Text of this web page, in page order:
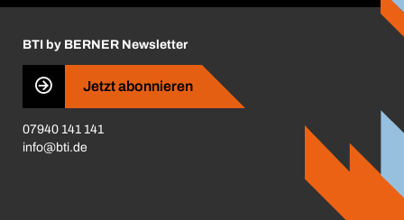
Insektenschutzplaner
Haftungsausschluss
Qualitätsmanagement
Zertifikate
CVV-Liste
BTI by BERNER Newsletter
Jetzt abonnieren
07940 141 141
info@bti.de